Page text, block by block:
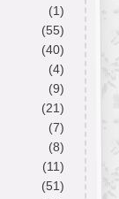
(1)
(55)
(40)
(4)
(9)
(21)
(7)
(8)
(11)
(51)